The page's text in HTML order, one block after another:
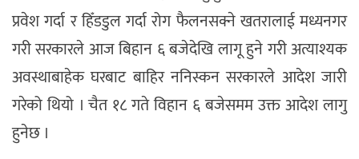
प्रवेश गर्दा र हिँडडुल गर्दा रोग फैलनसक्ने खतरालाई मध्यनगर
गरी सरकारले आज बिहान ६ बजेदेखि लागू हुने गरी अत्याश्यक
अवस्थाबाहेक घरबाट बाहिर ननिस्कन सरकारले आदेश जारी
गरेको थियो । चैत १८ गते विहान ६ बजेसमम उक्त आदेश लागु
हुनेछ ।